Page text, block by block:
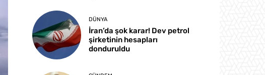
DÜNYA
İran’da şok karar! Dev petrol
şirketinin hesapları
donduruldu